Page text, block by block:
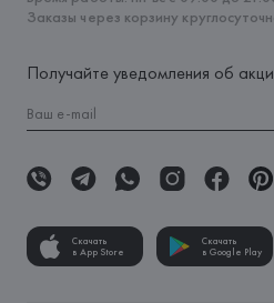
Заказы через корзину
Получайте уведомления об
Скачать
в App Store
Скачать
в Google Play